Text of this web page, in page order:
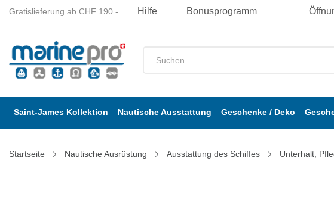
Gratislieferung ab CHF 190.- Hilfe Bonusprogramm
Saint-James Kollektion Nautische Ausstattung Geschenke / Deko
Startseite Nautische Ausrüstung Ausstattung des Schiffes Unterhalt,